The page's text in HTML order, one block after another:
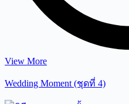
View More
Wedding Moment (ชุดที่ 4)